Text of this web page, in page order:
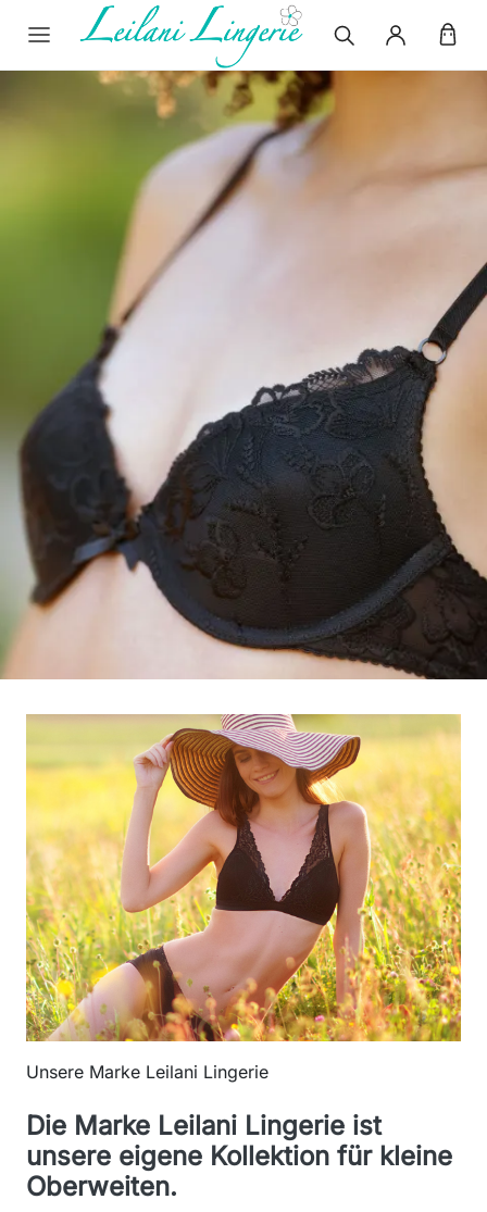
Die Marke Leilani Lingerie
Unsere Marke Leilani Lingerie
Die Marke Leilani Lingerie ist
unsere eigene Kollektion für kleine
Oberweiten.